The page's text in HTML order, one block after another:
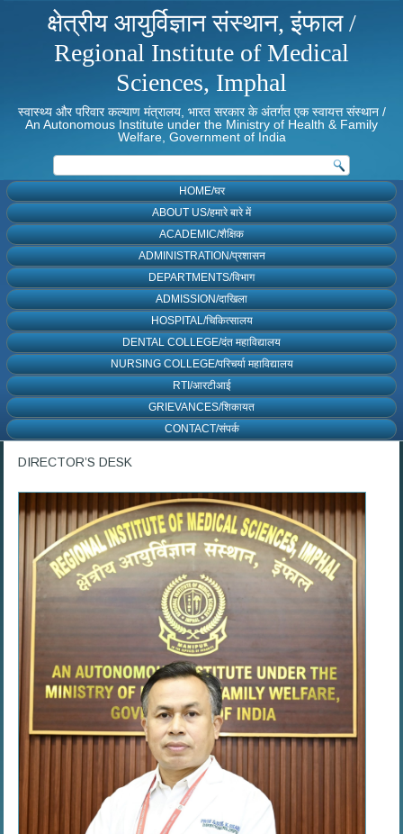
क्षेत्रीय आयुर्विज्ञान संस्थान, इंफाल /
Regional Institute of Medical
Sciences, Imphal
स्वास्थ्य और परिवार कल्याण मंत्रालय, भारत सरकार के अंतर्गत एक स्वायत्त संस्थान /
An Autonomous Institute under the Ministry of Health & Family
Welfare, Government of India
HOME/घर
ABOUT US/हमारे बारे में
ACADEMIC/शैक्षिक
ADMINISTRATION/प्रशासन
DEPARTMENTS/विभाग
ADMISSION/दाखिला
HOSPITAL/चिकित्सालय
DENTAL COLLEGE/दंत महाविद्यालय
NURSING COLLEGE/परिचर्या महाविद्यालय
RTI/आरटीआई
GRIEVANCES/शिकायत
CONTACT/संपर्क
DIRECTOR’S DESK